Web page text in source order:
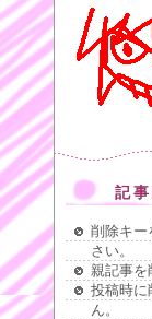
記
削除キー
さい。
親記事を
投稿時に
ん。